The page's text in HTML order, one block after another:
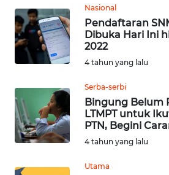
Nasional
Pendaftaran
Dibuka Hari Ini
2022
4 tahun yang lalu
Serba-serbi
Bingung Belum
LTMPT untuk
PTN, Begini
4 tahun yang lalu
Utama
WN
KALTENG
WN
KALTARA
KALSEL
WN